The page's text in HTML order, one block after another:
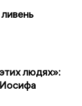
людях»: